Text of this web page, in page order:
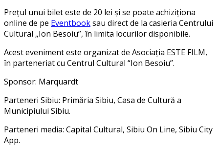
Preţul unui bilet este de 20 lei și se poate achiziționa
online de pe Eventbooksau direct de la casieria Centrului
Cultural „Ion Besoiu”, în limita locurilor disponibile.
Acest eveniment este organizat de Asociaţia ESTE FILM,
în parteneriat cu Centrul Cultural “Ion Besoiu”.
Sponsor: Marquardt
Parteneri Sibiu: Primăria Sibiu, Casa de Cultură a
Municipiului Sibiu.
Parteneri media: Capital Cultural, Sibiu On Line, Sibiu City
App.